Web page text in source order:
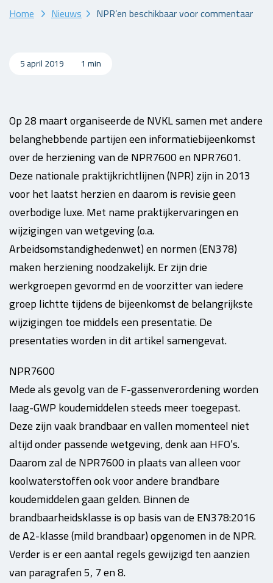
Home Nieuws NPR’en beschikbaar voor commentaar
5 april 2019 1 min
Op 28 maart organiseerde de NVKL samen met andere
belanghebbende partijen een informatiebijeenkomst
over de herziening van de NPR7600 en NPR7601.
Deze nationale praktijkrichtlijnen (NPR) zijn in 2013
voor het laatst herzien en daarom is revisie geen
overbodige luxe. Met name praktijkervaringen en
wijzigingen van wetgeving (o.a.
Arbeidsomstandighedenwet) en normen (EN378)
maken herziening noodzakelijk. Er zijn drie
werkgroepen gevormd en de voorzitter van iedere
groep lichtte tijdens de bijeenkomst de belangrijkste
wijzigingen toe middels een presentatie. De
presentaties worden in dit artikel samengevat.
NPR7600
Mede als gevolg van de F-gassenverordening worden
laag-GWP koudemiddelen steeds meer toegepast.
Deze zijn vaak brandbaar en vallen momenteel niet
altijd onder passende wetgeving, denk aan HFO’s.
Daarom zal de NPR7600 in plaats van alleen voor
koolwaterstoffen ook voor andere brandbare
koudemiddelen gaan gelden. Binnen de
brandbaarheidsklasse is op basis van de EN378:2016
de A2-klasse (mild brandbaar) opgenomen in de NPR.
Verder is er een aantal regels gewijzigd ten aanzien
van paragrafen 5, 7 en 8.